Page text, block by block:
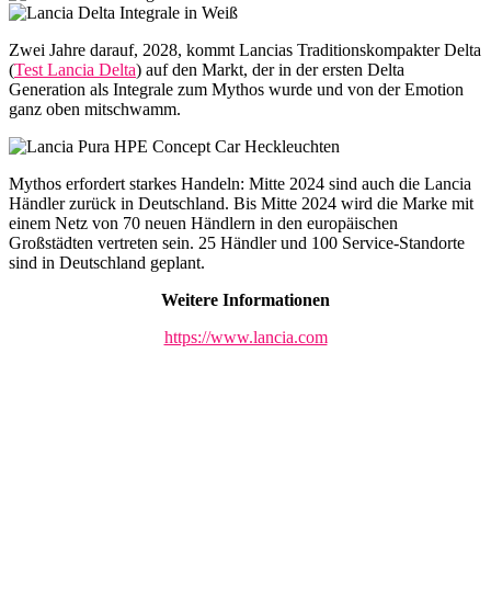
Zwei Jahre darauf, 2028, kommt Lancias Traditionskompakter Delta
(Test Lancia Delta) auf den Markt, der in der ersten Delta
Generation als Integrale zum Mythos wurde und von der Emotion
ganz oben mitschwamm.
Mythos erfordert starkes Handeln: Mitte 2024 sind auch die Lancia
Händler zurück in Deutschland. Bis Mitte 2024 wird die Marke mit
einem Netz von 70 neuen Händlern in den europäischen
Großstädten vertreten sein. 25 Händler und 100 Service-Standorte
sind in Deutschland geplant.
Weitere Informationen
https://www.lancia.com